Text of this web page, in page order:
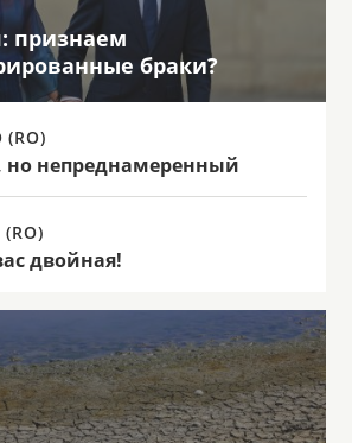
признаем
браки?
(RO)
непреднамеренный
двойная!